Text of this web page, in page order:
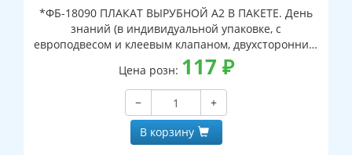
*ФБ-18090 ПЛАКАТ ВЫРУБНОЙ А2 В ПАКЕТЕ. День
знаний (в индивидуальной упаковке, с
европодвесом и клеевым клапаном, двухсторонний,
ВД-лак)
Цена розн: 117 ₽
−
+
В корзину